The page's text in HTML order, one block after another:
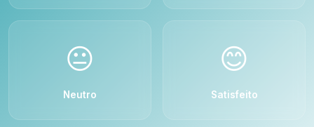
😐
Neutro
😊
Satisfeito